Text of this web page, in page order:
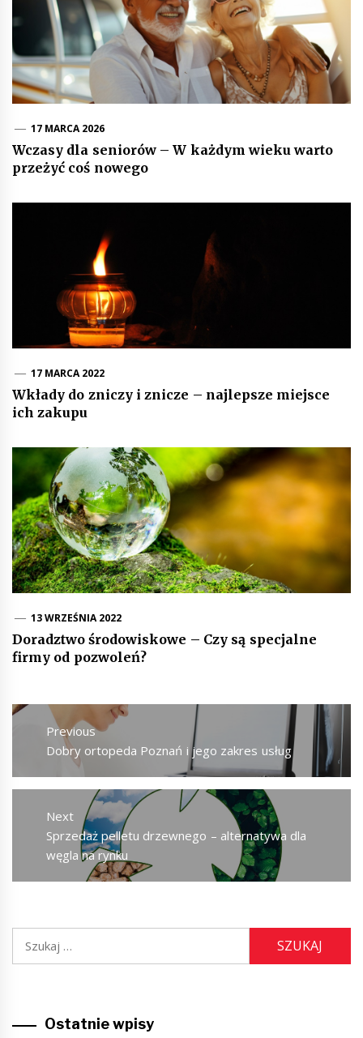
17 MARCA 2026
Wczasy dla seniorów – W każdym wieku warto
przeżyć coś nowego
17 MARCA 2022
Wkłady do zniczy i znicze – najlepsze miejsce
ich zakupu
13 WRZEŚNIA 2022
Doradztwo środowiskowe – Czy są specjalne
firmy od pozwoleń?
Nawigacja
wpisuPrevious
Previous
Dobry ortopeda Poznań i jego zakres usług
Next
Next
post:
Sprzedaż pelletu drzewnego – alternatywa dla
węgla na rynku
Ostatnie wpisy